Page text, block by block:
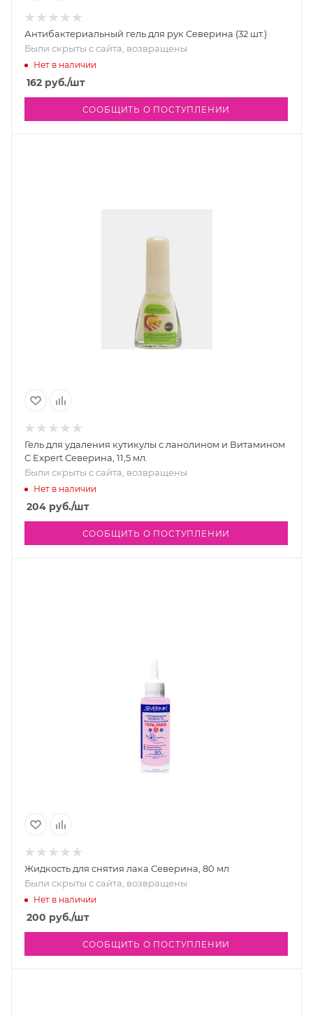
Антибактериальный гель для рук Северина (32 шт.)
Были скрыты с сайта, возвращены
Нет в наличии
162 руб./шт
СООБЩИТЬ О ПОСТУПЛЕНИИ
Гель для удаления кутикулы с ланолином и Витамином
С Expert Северина, 11,5 мл.
Были скрыты с сайта, возвращены
Нет в наличии
204 руб./шт
СООБЩИТЬ О ПОСТУПЛЕНИИ
Жидкость для снятия лака Северина, 80 мл
Были скрыты с сайта, возвращены
Нет в наличии
200 руб./шт
СООБЩИТЬ О ПОСТУПЛЕНИИ